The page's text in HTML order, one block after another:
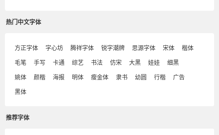
热门中文字体
方正字体 字心坊 腾祥字体 锐字潮牌 思源字体 宋体
楷体
毛笔
手写 卡通 综艺 书法 仿宋 大黑 娃娃
细黑
姚体
颜楷 海报 明体 瘦金体 隶书 幼圆 行楷
广告
黑体
推荐字体